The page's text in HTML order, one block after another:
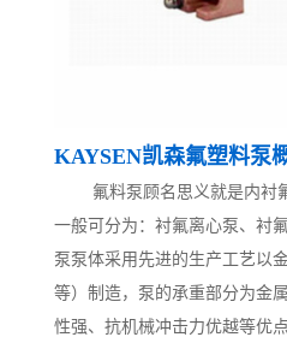
KAYSEN凯森氟塑料泵
氟料泵顾名思义就是内衬
一般可分为：衬氟离心泵、衬
泵泵体采用先进的生产工艺以
等）制造，泵的承重部分为金
性强、抗机械冲击力优越等优